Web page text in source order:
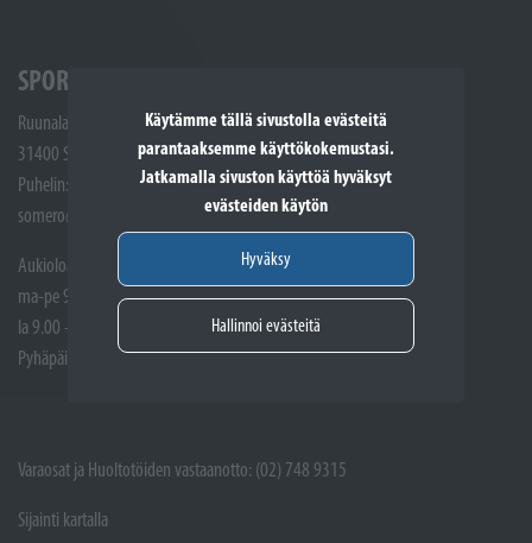
Käytämme tällä sivustolla evästeitä
parantaaksemme käyttökokemustasi.
Jatkamalla sivuston käyttöä hyväksyt
evästeiden käytön
Hyväksy
Hallinnoi evästeitä
SPORTTIKONE SOMERO
Ruunalantie 5
31400 Somero
Puhelin: (02) 748 9300
somero@sporttikone.fi
Aukioloajat
ma-pe 9.00 - 17.00
la 9.00 - 14.00
Pyhäpäivät suljettuna
Varaosat ja Huoltotöiden vastaanotto: (02) 748 9315
Sijainti kartalla